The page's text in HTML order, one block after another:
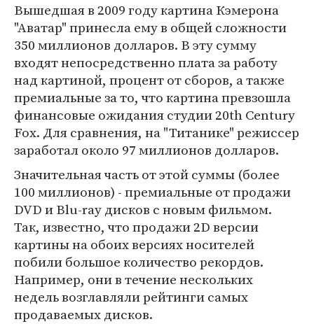
Вышедшая в 2009 году картина Кэмерона
"Аватар" принесла ему в общей сложности
350 миллионов долларов. В эту сумму
входят непосредственно плата за работу
над картиной, процент от сборов, а также
премиальные за то, что картина превзошла
финансовые ожидания студии 20th Century
Fox. Для сравнения, на "Титанике" режиссер
заработал около 97 миллионов долларов.
Значительная часть от этой суммы (более
100 миллионов) - премиальные от продажи
DVD и Blu-ray дисков с новым фильмом.
Так, известно, что продажи 2D версии
картины на обоих версиях носителей
побили большое количество рекордов.
Например, они в течение нескольких
недель возглавляли рейтинги самых
продаваемых дисков.